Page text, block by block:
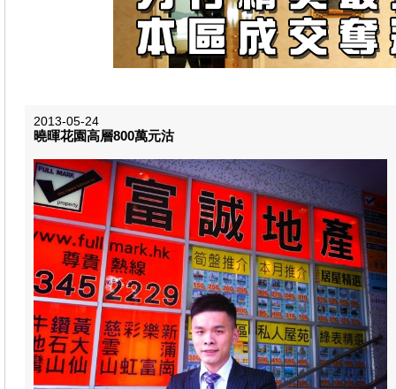
2013-05-24
曉暉花園高層800萬元沽